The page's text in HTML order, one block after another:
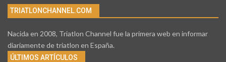
TRIATLONCHANNEL.COM
Nacida en 2008, Triatlon Channel fue la primera web en informar
diariamente de triatlon en España.
ÚLTIMOS ARTÍCULOS